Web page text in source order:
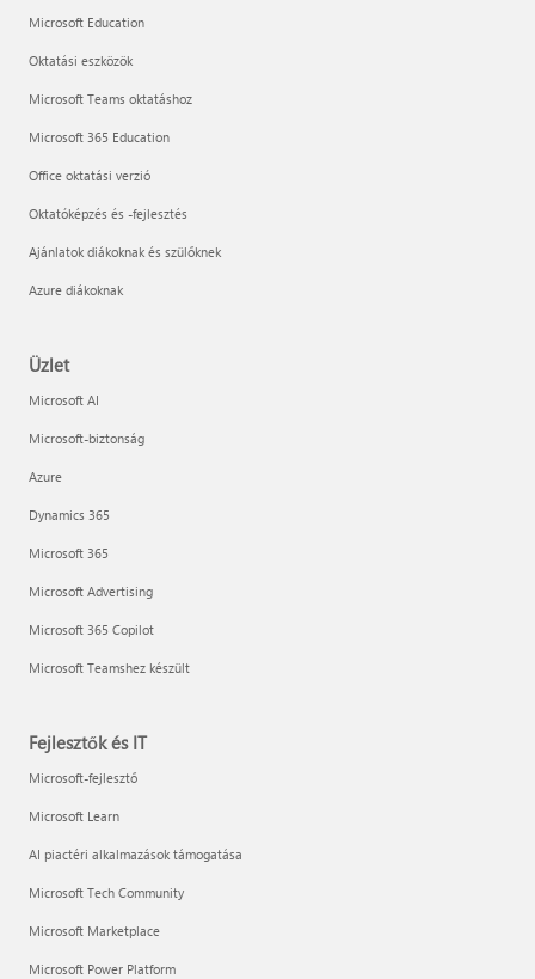
Microsoft Education
Oktatási eszközök
Microsoft Teams oktatáshoz
Microsoft 365 Education
Office oktatási verzió
Oktatóképzés és -fejlesztés
Ajánlatok diákoknak és szülőknek
Azure diákoknak
Üzlet
Microsoft AI
Microsoft-biztonság
Azure
Dynamics 365
Microsoft 365
Microsoft Advertising
Microsoft 365 Copilot
Microsoft Teamshez készült
Fejlesztők és IT
Microsoft-fejlesztő
Microsoft Learn
AI piactéri alkalmazások támogatása
Microsoft Tech Community
Microsoft Marketplace
Microsoft Power Platform